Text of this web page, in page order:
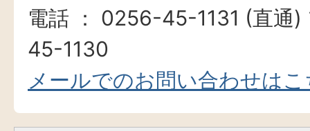
電話 ： 0256-45-1131 (直通
45-1130
メールでのお問い合わせは